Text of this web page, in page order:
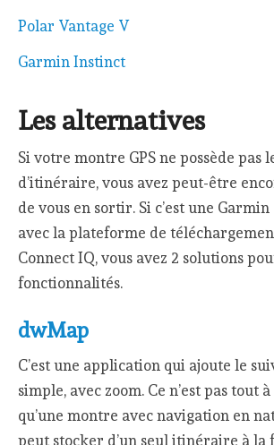
Polar Vantage V
Garmin Instinct
Les alternatives
Si votre montre GPS ne possède pas
d’itinéraire, vous avez peut-être
de vous en sortir. Si c’est une
avec la plateforme de
Connect IQ, vous avez 2 solutions
fonctionnalités.
dwMap
C’est une application qui ajoute le
simple, avec zoom. Ce n’est pas tout
qu’une montre avec navigation en
peut stocker d’un seul itinéraire à la